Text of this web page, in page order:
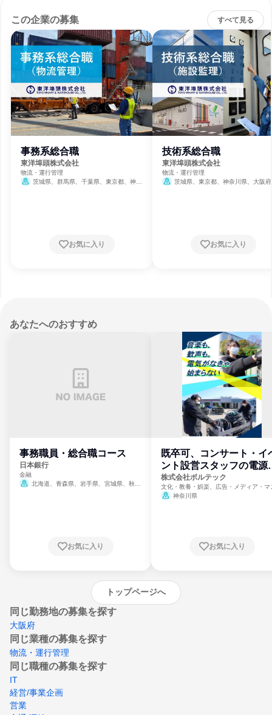
この企業の募集 すべて見る
事務系総合職
東洋埠頭株式会社
物流・運行管理
茨城県、群馬県、千葉県、東京都、神奈
お気に入り
技術系総合職
東洋埠頭株式会社
物流・運行管理
茨城県、東京都、神奈川県、大阪
お気に入り
あなたへのおすすめ
事務職員・総合職コース
日本銀行
金融
北海道、青森県、岩手県、宮城県、秋田
崎県、熊本県、大分県、宮崎県、鹿児島県、
お気に入り
既卒可、コンサート・イ
ント設営スタッフの電源
門
株式会社ボルテック
文化・教養・娯楽、広告・メディア・マ
ミ、電力・ガス・水道・エネルギー
神奈川県
お気に入り
トップページへ
同じ勤務地の募集を探す
大阪府
同じ業種の募集を探す
物流・運行管理
同じ職種の募集を探す
IT
経営/事業企画
営業